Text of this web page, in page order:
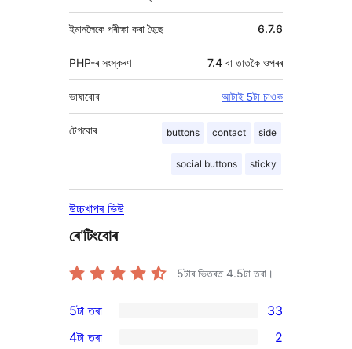
ইমানলৈকে পৰীক্ষা কৰা হৈছে 6.7.6
PHP-ৰ সংস্কৰণ 7.4 বা তাতকৈ ওপৰৰ
ভাষাবোৰ আটাই 5টা চাওক
buttons contact side
social buttons sticky
টেগবোৰ
উচ্চখাপৰ ভিউ
ৰে’টিংবোৰ
5টাৰ ভিতৰত4.5টা তৰা।
33
5-
5টা তৰা 33
4টা তৰা 2